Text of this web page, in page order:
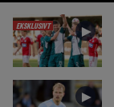
EKSKLUSIVT ►
►